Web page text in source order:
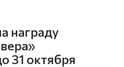
награду
31 октября